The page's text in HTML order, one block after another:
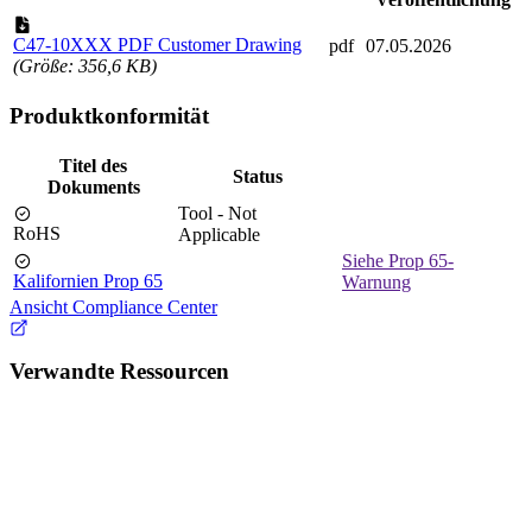
C47-10XXX PDF Customer Drawing
(Größe: 356,6 KB)
pdf 07.05.2026
Produktkonformität
Titel des
Dokuments
Status
RoHS
Tool - Not
Applicable
Kalifornien Prop 65
Siehe Prop 65-
Warnung
Ansicht Compliance Center
Verwandte Ressourcen